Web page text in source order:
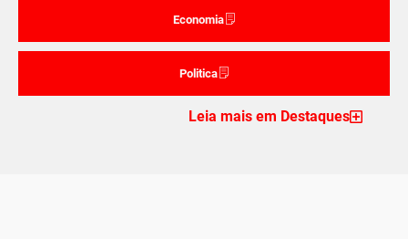
Economia
Politica
Leia mais em Destaques